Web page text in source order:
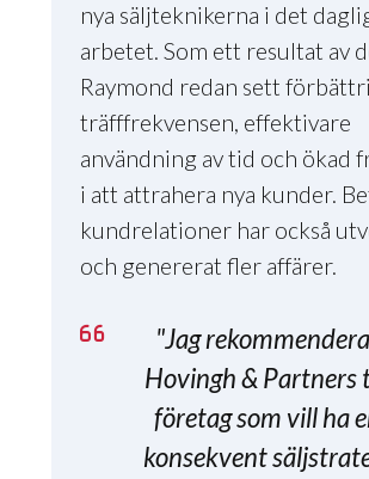
nya säljteknikerna i det
arbetet. Som ett resultat av
Raymond redan sett
träfffrekvensen, effektivare
användning av tid och ökad
i att attrahera nya kunder.
kundrelationer har också
och genererat fler affärer.
"Jag
Hovingh & Partners
företag som vill ha
konsekvent